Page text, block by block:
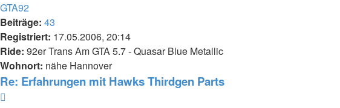
GTA92
Beiträge: 43
Registriert: 17.05.2006, 20:14
Ride: 92er Trans Am GTA 5.7 - Quasar Blue Metallic
Wohnort: nähe Hannover
Re: Erfahrungen mit Hawks Thirdgen Parts